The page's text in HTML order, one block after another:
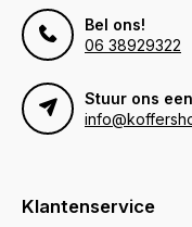
Bel ons!
06 38929322
Stuur ons
Klantenservice